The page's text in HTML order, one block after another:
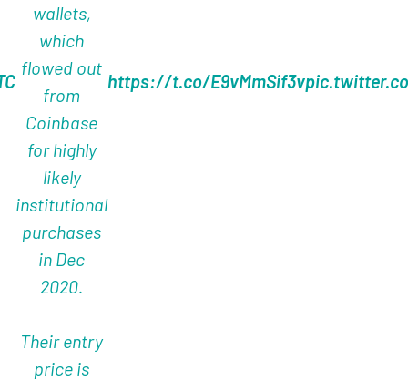
wallets,
which
flowed out
from
Coinbase
for highly
likely
institutional
purchases
in Dec
2020.
Their entry
price is
https://t.co/E9vMmSif3v